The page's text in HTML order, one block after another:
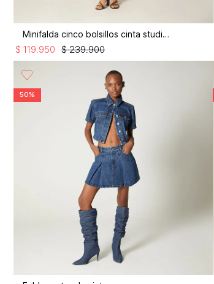
Minifalda cinco bolsillos cinta studio f
$ 239.900
$ 119.950
50%